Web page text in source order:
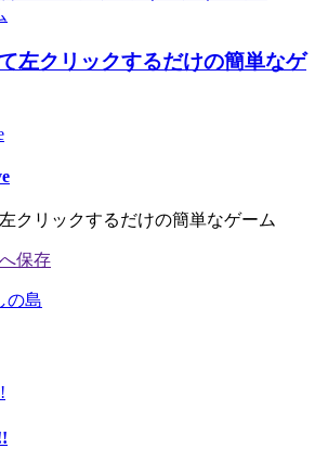
左クリックするだけの簡単なゲ
クリックするだけの簡単なゲーム